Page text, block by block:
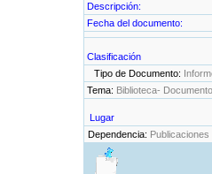
Descripción:
Fecha del documento:
Clasificación
Tipo de Documento:
Tema: Biblioteca-
Lugar
Dependencia: Publicaciones